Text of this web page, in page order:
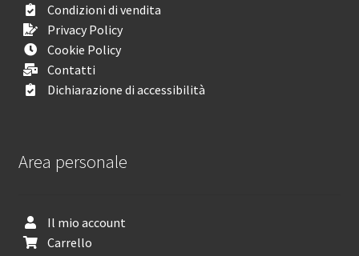
Condizioni di vendita
Privacy Policy
Cookie Policy
Contatti
Dichiarazione di accessibilità
Area personale
Il mio account
Carrello